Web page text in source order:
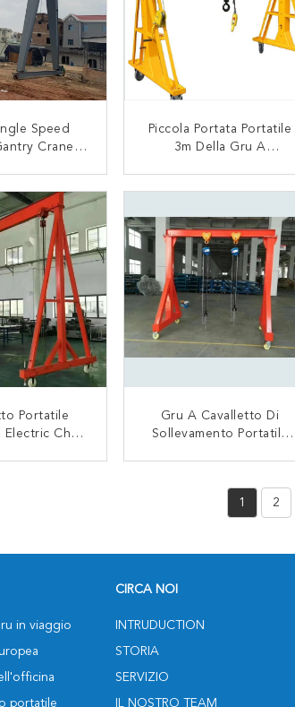
Speed
Crane
Piccola Portata Portatile
3m Della Gru A
CONTATTACI
Portatile
Chain
Gru A Cavalletto Di
Sollevamento Portatile
Del CE
1 2
in viaggio
portatile
CIRCA NOI
INTRUDUCTION
STORIA
SERVIZIO
IL NOSTRO TEAM